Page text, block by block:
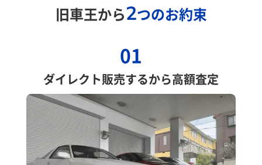
旧車王から2つのお約束
01
ダイレクト販売するから高額査定